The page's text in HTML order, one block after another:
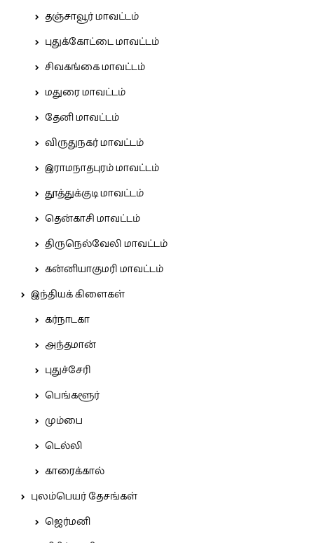
தஞ்சாவூர் மாவட்டம்
புதுக்கோட்டை மாவட்டம்
சிவகங்கை மாவட்டம்
மதுரை மாவட்டம்
தேனி மாவட்டம்
விருதுநகர் மாவட்டம்
இராமநாதபுரம் மாவட்டம்
தூத்துக்குடி மாவட்டம்
தென்காசி மாவட்டம்
திருநெல்வேலி மாவட்டம்
கன்னியாகுமரி மாவட்டம்
இந்தியக் கிளைகள்
கர்நாடகா
அந்தமான்
புதுச்சேரி
பெங்களூர்
மும்பை
டெல்லி
காரைக்கால்
புலம்பெயர் தேசங்கள்
ஜெர்மனி